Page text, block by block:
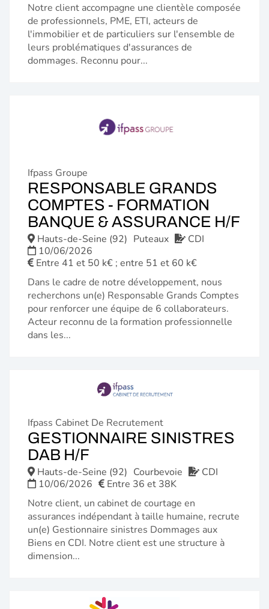
Notre client accompagne une clientèle composée
de professionnels, PME, ETI, acteurs de
l'immobilier et de particuliers sur l'ensemble de
leurs problématiques d'assurances de
dommages. Reconnu pour...
Ifpass Groupe
RESPONSABLE GRANDS
COMPTES - FORMATION
BANQUE & ASSURANCE H/F
Hauts-de-Seine (92) Puteaux
CDI
10/06/2026
Entre 41 et 50 k€ ; entre 51 et 60 k€
Dans le cadre de notre développement, nous
recherchons un(e) Responsable Grands Comptes
pour renforcer une équipe de 6 collaborateurs.
Acteur reconnu de la formation professionnelle
dans les...
Ifpass Cabinet De Recrutement
GESTIONNAIRE SINISTRES
DAB H/F
FENÊTRE)
Hauts-de-Seine (92) Courbevoie
CDI
10/06/2026
Entre 36 et 38K
Notre client, un cabinet de courtage en
assurances indépendant à taille humaine, recrute
un(e) Gestionnaire sinistres Dommages aux
Biens en CDI. Notre client est une structure à
dimension...